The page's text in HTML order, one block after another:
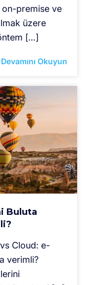
premise ve
üzere
[…]
Devamını Okuyun
Buluta
Cloud: e-
verimli?